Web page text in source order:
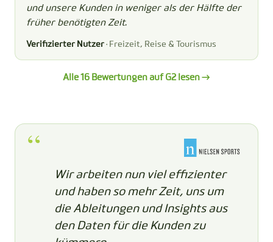
und unsere Kunden in weniger als der Hälfte der
früher benötigten Zeit.
Verifizierter Nutzer · Freizeit, Reise & Tourismus
Alle 16 Bewertungen auf G2 lesen →
Wir arbeiten nun viel effizienter
und haben so mehr Zeit, uns um
die Ableitungen und Insights aus
den Daten für die Kunden zu